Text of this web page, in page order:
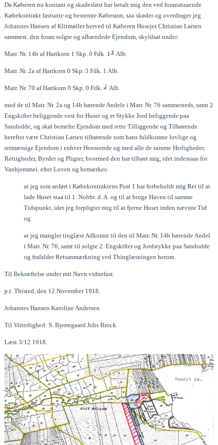
Da Køberen nu kontant og skadesløst har betalt mig den ved foranataaende
Købekontrakt fastsatte og bestemte Købesum, saa skøder og overdrager jeg
Johannes Hansen af Klitmøller herved til Køberen Husejer Christian Larsen
sammest. den foran solgte og afhændede Ejendom, skyldsat under:
Matr. Nr. 14b af Hartkorn 1 Skp. 0 Fdk. 1╜ Alb.
Matr. Nr. 2a af Hartkorn 0 Skp. 3 Fdk. 1 Alb.
Matr. Nr. 70 af Hartkorn 0 Skp. 0 Fdk. ╛ Alb.
med de til Matr. Nr. 2a og 14b hørende Andele i Matr. Nr. 76 sammesteds, samt 2
Engskifter beliggende vest for Huset og et Stykke Jord beliggende paa
Sandodde, og skal bemelte Ejendom med rette Tilliggende og Tilhørende
herefter være Christian Larsen tilhørende som hans fuldkomne lovlige og
retmæssige Ejendom i enhver Henseende og med alle de samme Herligheder,
Rettigheder, Byrder og Pligter, hvormed den har tilhørt mig, idet indestaas for
Vanhjemmei. efter Loven og bemærkes:
at jeg som anført i Købekontraktens Post 1 har forbeholdt mig Ret til at
lade Huset staa til 1. Nobbr. d. A. og til at bruge Haven til samme
Tidspunkt, idet jeg forpligter mig til at fjerne Huset inden nævnte Tid
og
at jeg mangler tinglæst Adkomst til den til Matr. Nr. 14b hørende Andel
i Matr. Nr. 76, samt til solgte 2. Engskifter og Jordstykke paa Sandodde
og frafalder Retsanmærkning ved Thinglæsningen herom.
Til Bekræftelse under mit Navn vidnefast.
p.t. Thisted, den 12 November 1918.
Johannes Hansen Karoline Andersen
Til Vitterlighed: S. Bjerregaard Johs Brock
Læst 3/12 1918.